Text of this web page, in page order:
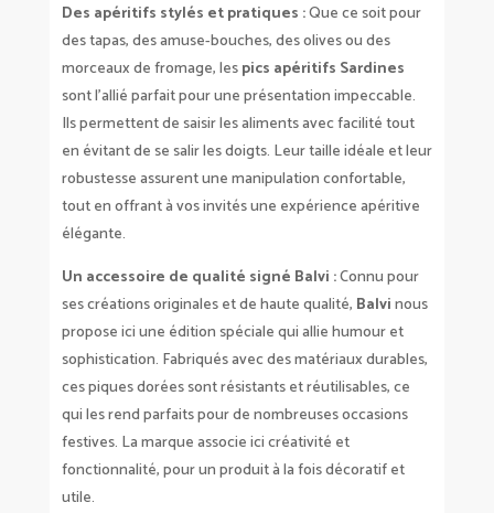
Des apéritifs stylés et pratiques :Que ce soit pour
des tapas, des amuse-bouches, des olives ou des
morceaux de fromage, lespics apéritifs Sardines
sont l’allié parfait pour une présentation impeccable.
Ils permettent de saisir les aliments avec facilité tout
en évitant de se salir les doigts. Leur taille idéale et leur
robustesse assurent une manipulation confortable,
tout en offrant à vos invités une expérience apéritive
élégante.
Un accessoire de qualité signé Balvi :Connu pour
ses créations originales et de haute qualité, Balvinous
propose ici une édition spéciale qui allie humour et
sophistication. Fabriqués avec des matériaux durables,
ces piques dorées sont résistants et réutilisables, ce
qui les rend parfaits pour de nombreuses occasions
festives. La marque associe ici créativité et
fonctionnalité, pour un produit à la fois décoratif et
utile.